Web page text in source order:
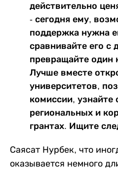
действительно
- сегодня ему,
поддержка нужна
сравнивайте его с
превращайте один
Лучше вместе
университетов,
комиссии, узнайте
региональных и
грантах. Ищите
Саясат Нурбек, что
оказывается немного